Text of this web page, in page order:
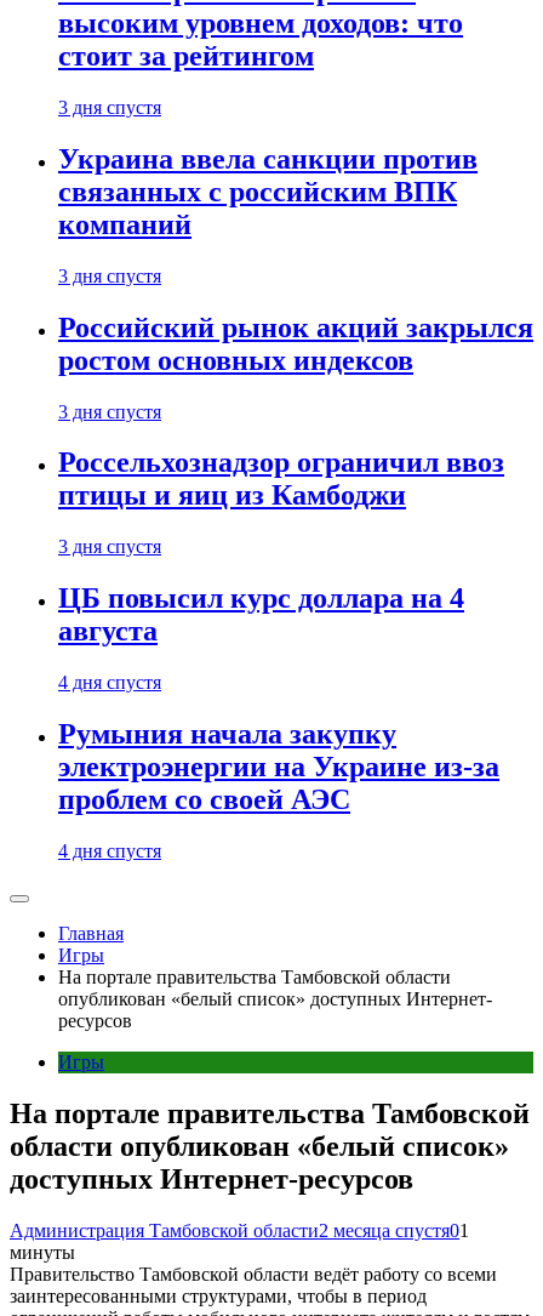
высоким уровнем доходов: что
стоит за рейтингом
3 дня спустя
Украина ввела санкции против
связанных с российским ВПК
компаний
3 дня спустя
Российский рынок акций закрылся
ростом основных индексов
3 дня спустя
Россельхознадзор ограничил ввоз
птицы и яиц из Камбоджи
3 дня спустя
ЦБ повысил курс доллара на 4
августа
4 дня спустя
Румыния начала закупку
электроэнергии на Украине из-за
проблем со своей АЭС
4 дня спустя
Главная
Игры
На портале правительства Тамбовской области
опубликован «белый список» доступных Интернет-
ресурсов
Игры
На портале правительства Тамбовской
области опубликован «белый список»
доступных Интернет-ресурсов
Администрация Тамбовской области2 месяца спустя01
минуты
Правительство Тамбовской области ведёт работу со всеми
заинтересованными структурами, чтобы в период